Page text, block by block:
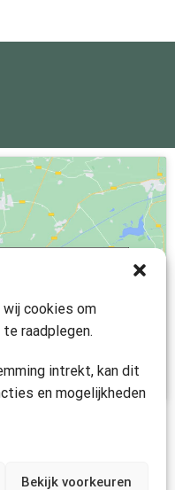
wij cookies om
raadplegen.
intrekt, kan dit
en mogelijkheden
Bekijk voorkeuren
te accepteren